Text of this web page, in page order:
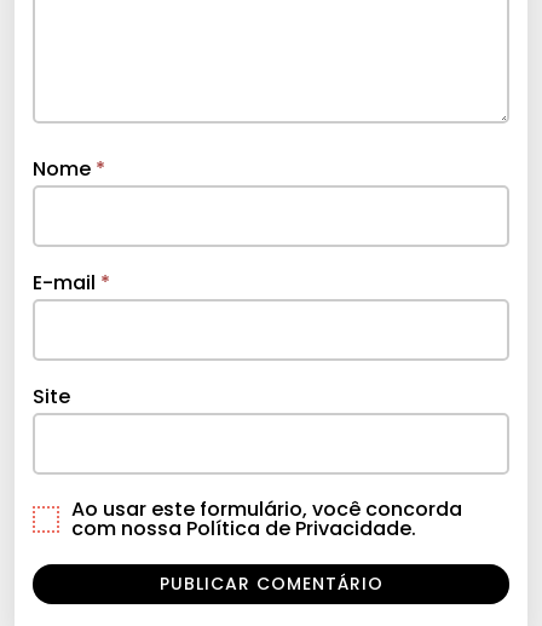
Nome *
E-mail *
Site
Ao usar este formulário, você concorda
com nossa Política de Privacidade.